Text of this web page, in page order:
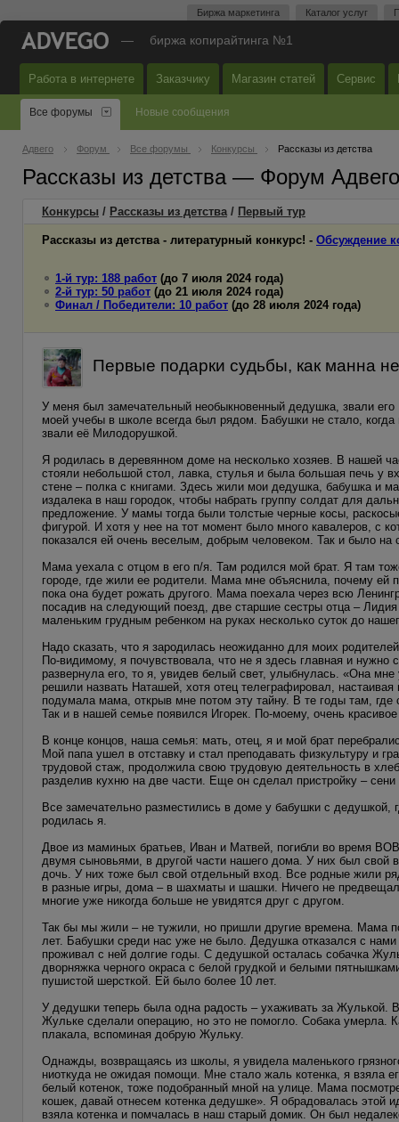
Биржа маркетинга Каталог услуг
— биржа копирайтинга №1
Работа в интернете Заказчику Магазин статей Сервис
Все форумы Новые сообщения
Адвего Форум Все форумы Конкурсы Рассказы из детства
Рассказы из детства — Форум Адвего
Конкурсы / Рассказы из детства/ Первый тур
Рассказы из детства - литературный конкурс! - Обсуждение
1-й тур: 188 работ (до 7 июля 2024 года)
2-й тур: 50 работ (до 21 июля 2024 года)
Финал / Победители: 10 работ (до 28 июля 2024 года)
Первые подарки судьбы, как манна
У меня был замечательный необыкновенный дедушка, звали
моей учебы в школе всегда был рядом. Бабушки не стало,
звали её Милодорушкой.
Я родилась в деревянном доме на несколько хозяев. В нашей
стояли небольшой стол, лавка, стулья и была большая печь у
стене – полка с книгами. Здесь жили мои дедушка, бабушка и
издалека в наш городок, чтобы набрать группу солдат для
предложение. У мамы тогда были толстые черные косы,
фигурой. И хотя у нее на тот момент было много кавалеров, с
показался ей очень веселым, добрым человеком. Так и было на
Мама уехала с отцом в его п/я. Там родился мой брат. Я там
городе, где жили ее родители. Мама мне объяснила, почему ей
пока она будет рожать другого. Мама поехала через всю
посадив на следующий поезд, две старшие сестры отца –
маленьким грудным ребенком на руках несколько суток до
Надо сказать, что я зародилась неожиданно для моих
По-видимому, я почувствовала, что не я здесь главная и
развернула его, то я, увидев белый свет, улыбнулась. «Она
решили назвать Наташей, хотя отец телеграфировал,
подумала мама, открыв мне потом эту тайну. В те годы там,
Так и в нашей семье появился Игорек. По-моему, очень
В конце концов, наша семья: мать, отец, я и мой брат
Мой папа ушел в отставку и стал преподавать физкультуру и
трудовой стаж, продолжила свою трудовую деятельность в
разделив кухню на две части. Еще он сделал пристройку –
Все замечательно разместились в доме у бабушки с дедушкой,
родилась я.
Двое из маминых братьев, Иван и Матвей, погибли во время
двумя сыновьями, в другой части нашего дома. У них был
дочь. У них тоже был свой отдельный вход. Все родные жили
в разные игры, дома – в шахматы и шашки. Ничего не
многие уже никогда больше не увидятся друг с другом.
Так бы мы жили – не тужили, но пришли другие времена. Мама
лет. Бабушки среди нас уже не было. Дедушка отказался с
проживал с ней долгие годы. С дедушкой осталась собачка
дворняжка черного окраса с белой грудкой и белыми
пушистой шерсткой. Ей было более 10 лет.
У дедушки теперь была одна радость – ухаживать за Жулькой.
Жульке сделали операцию, но это не помогло. Собака умерла.
плакала, вспоминая добрую Жульку.
Однажды, возвращаясь из школы, я увидела маленького
ниоткуда не ожидая помощи. Мне стало жаль котенка, я взяла
белый котенок, тоже подобранный мной на улице. Мама
кошек, давай отнесем котенка дедушке». Я обрадовалась
взяла котенка и помчалась в наш старый домик. Он был